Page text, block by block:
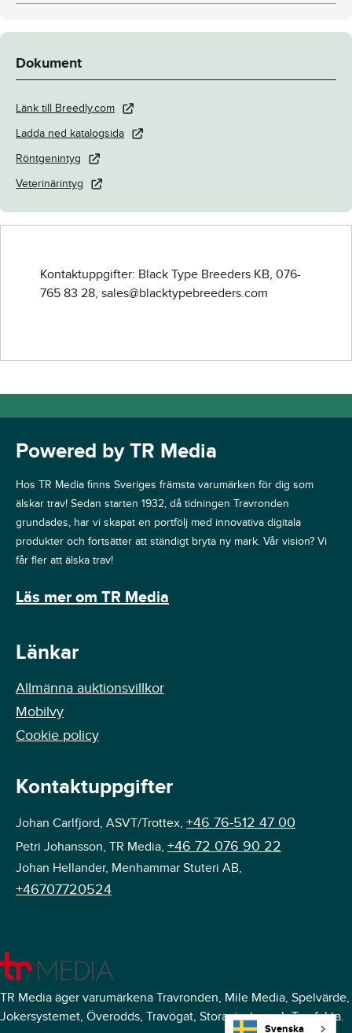
Dokument
Länk till Breedly.com
Ladda ned katalogsida
Röntgenintyg
Veterinärintyg
Kontaktuppgifter: Black Type Breeders KB, 076-
765 83 28, sales@blacktypebreeders.com
Powered by TR Media
Hos TR Media finns Sveriges främsta varumärken för dig som
älskar trav! Sedan starten 1932, då tidningen Travronden
grundades, har vi skapat en portfölj med innovativa digitala
produkter och fortsätter att ständigt bryta ny mark. Vår vision? Vi
får fler att älska trav!
Läs mer om TR Media
Länkar
Allmänna auktionsvillkor
Mobilvy
Cookie policy
Kontaktuppgifter
Johan Carlfjord, ASVT/Trottex, +46 76-512 47 00
Petri Johansson, TR Media, +46 72 076 90 22
Johan Hellander, Menhammar Stuteri AB,
+46707720524
TR Media äger varumärkena Travronden, Mile Media, Spelvärde,
Jokersystemet, Överodds, Travögat, Storavinster och Travfakta.
Svenska